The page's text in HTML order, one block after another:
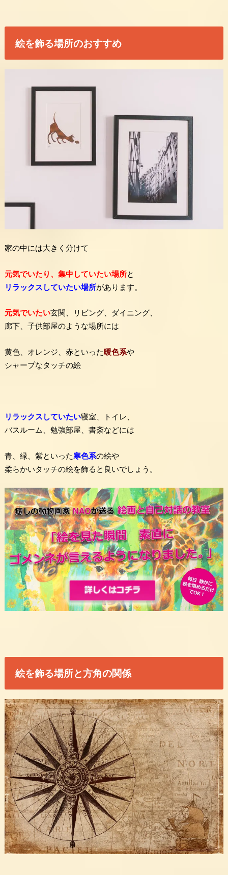
絵を飾る場所のおすすめ
家の中には大きく分けて
元気でいたり、集中していたい場所と
リラックスしていたい場所があります。
元気でいたい玄関、リビング、ダイニング、
廊下、子供部屋のような場所には
黄色、オレンジ、赤といった暖色系や
シャープなタッチの絵
リラックスしていたい寝室、トイレ、
バスルーム、勉強部屋、書斎などには
青、緑、紫といった寒色系の絵や
柔らかいタッチの絵を飾ると良いでしょう。
絵を飾る場所と方角の関係